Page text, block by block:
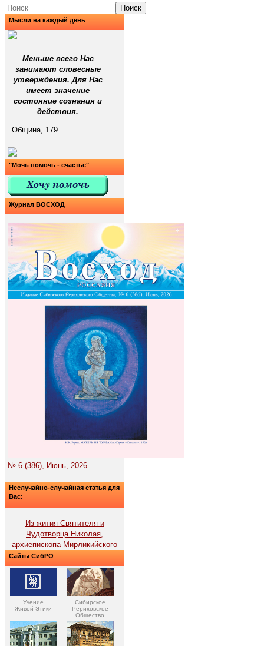
Поиск
Мысли на каждый день
Меньше всего Нас
занимают словесные
утверждения. Для Нас
имеет значение
состояние сознания и
действия.
Община, 179
"Мочь помочь - счастье"
Журнал ВОСХОД
№ 6 (386), Июнь, 2026
Неслучайно-случайная статья для
Вас:
Из жития Святителя и
Чудотворца Николая,
архиепископа Мирликийского
Сайты СибРО
Учение
Живой Этики
Сибирское
Рериховское
Общество